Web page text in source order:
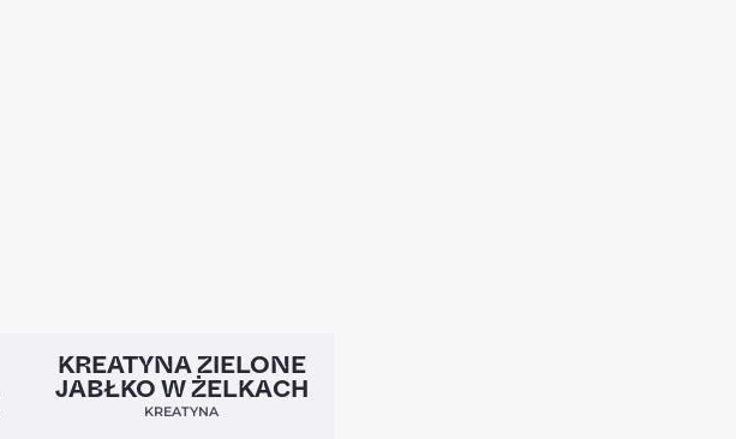
Nowość 4,5
KREATYNA ZIELONE
JABŁKO W ŻELKACH
KREATYNA